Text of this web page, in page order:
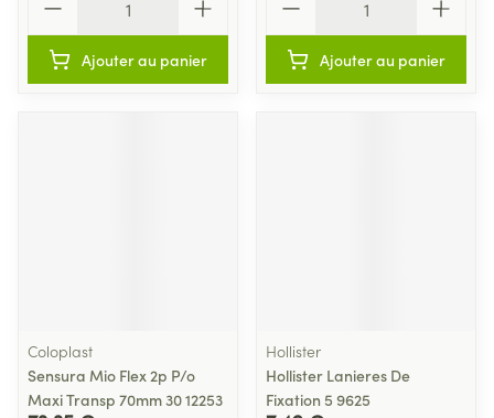
Ajouter au panier Ajouter au panier
Coloplast
Sensura Mio Flex 2p P/o
Maxi Transp 70mm 30 12253
Hollister
Hollister Lanieres De
Fixation 5 9625